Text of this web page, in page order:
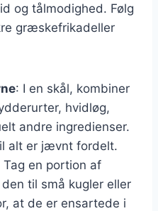
og tålmodighed. Følg
græskefrikadeller
: I en skål, kombiner
hvidløg,
andre ingredienser.
alt er jævnt fordelt.
Tag en portion af
til små kugler eller
at de er ensartede i